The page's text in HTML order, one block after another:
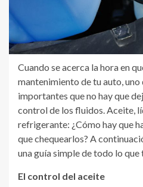
Cuando se acerca la hora en
mantenimiento de tu auto, uno
importantes que no hay que
control de los fluidos. Aceite,
refrigerante: ¿Cómo hay que
que chequearlos? A
una guía simple de todo lo que
El control del aceite